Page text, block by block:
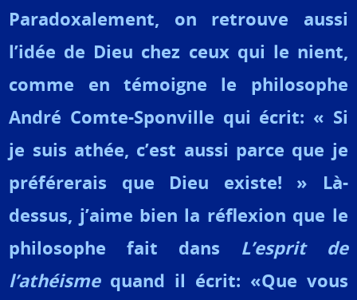
Paradoxalement, on retrouve aussi
l’idée de Dieu chez ceux qui le nient,
comme en témoigne le philosophe
André Comte-Sponville qui écrit: « Si
je suis athée, c’est aussi parce que je
préférerais que Dieu existe! » Là-
dessus, j’aime bien la réflexion que le
philosophe fait dans L’esprit de
l’athéisme quand il écrit: «Que vous